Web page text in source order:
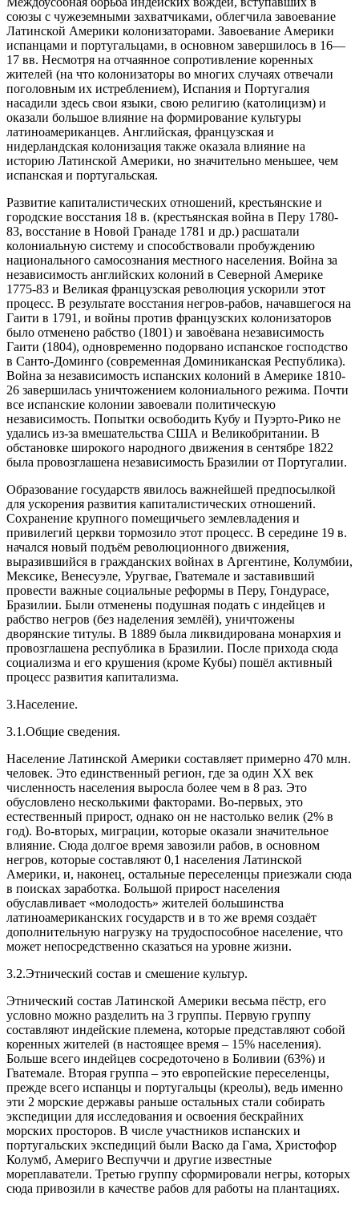
союзы с чужеземными захватчиками, облегчила завоевание
Латинской Америки колонизаторами. Завоевание Америки
испанцами и португальцами, в основном завершилось в 16—
17 вв. Несмотря на отчаянное сопротивление коренных
жителей (на что колонизаторы во многих случаях отвечали
поголовным их истреблением), Испания и Португалия
насадили здесь свои языки, свою религию (католицизм) и
оказали большое влияние на формирование культуры
латиноамериканцев. Английская, французская и
нидерландская колонизация также оказала влияние на
историю Латинской Америки, но значительно меньшее, чем
испанская и португальская.
Развитие капиталистических отношений, крестьянские и
городские восстания 18 в. (крестьянская война в Перу 1780-
83, восстание в Новой Гранаде 1781 и др.) расшатали
колониальную систему и способствовали пробуждению
национального самосознания местного населения. Война за
независимость английских колоний в Северной Америке
1775-83 и Великая французская революция ускорили этот
процесс. В результате восстания негров-рабов, начавшегося на
Гаити в 1791, и войны против французских колонизаторов
было отменено рабство (1801) и завоёвана независимость
Гаити (1804), одновременно подорвано испанское господство
в Санто-Доминго (современная Доминиканская Республика).
Война за независимость испанских колоний в Америке 1810-
26 завершилась уничтожением колониального режима. Почти
все испанские колонии завоевали политическую
независимость. Попытки освободить Кубу и Пуэрто-Рико не
удались из-за вмешательства США и Великобритании. В
обстановке широкого народного движения в сентябре 1822
была провозглашена независимость Бразилии от Португалии.
Образование государств явилось важнейшей предпосылкой
для ускорения развития капиталистических отношений.
Сохранение крупного помещичьего землевладения и
привилегий церкви тормозило этот процесс. В середине 19 в.
начался новый подъём революционного движения,
выразившийся в гражданских войнах в Аргентине, Колумбии,
Мексике, Венесуэле, Уругвае, Гватемале и заставивший
провести важные социальные реформы в Перу, Гондурасе,
Бразилии. Были отменены подушная подать с индейцев и
рабство негров (без наделения землёй), уничтожены
дворянские титулы. В 1889 была ликвидирована монархия и
провозглашена республика в Бразилии. После прихода сюда
социализма и его крушения (кроме Кубы) пошёл активный
процесс развития капитализма.
3.Население.
3.1.Общие сведения.
Население Латинской Америки составляет примерно 470 млн.
человек. Это единственный регион, где за один XX век
численность населения выросла более чем в 8 раз. Это
обусловлено несколькими факторами. Во-первых, это
естественный прирост, однако он не настолько велик (2% в
год). Во-вторых, миграции, которые оказали значительное
влияние. Сюда долгое время завозили рабов, в основном
негров, которые составляют 0,1 населения Латинской
Америки, и, наконец, остальные переселенцы приезжали сюда
в поисках заработка. Большой прирост населения
обуславливает «молодость» жителей большинства
латиноамериканских государств и в то же время создаёт
дополнительную нагрузку на трудоспособное население, что
может непосредственно сказаться на уровне жизни.
3.2.Этнический состав и смешение культур.
Этнический состав Латинской Америки весьма пёстр, его
условно можно разделить на 3 группы. Первую группу
составляют индейские племена, которые представляют собой
коренных жителей (в настоящее время – 15% населения).
Больше всего индейцев сосредоточено в Боливии (63%) и
Гватемале. Вторая группа – это европейские переселенцы,
прежде всего испанцы и португальцы (креолы), ведь именно
эти 2 морские державы раньше остальных стали собирать
экспедиции для исследования и освоения бескрайних
морских просторов. В числе участников испанских и
португальских экспедиций были Васко да Гама, Христофор
Колумб, Америго Веспуччи и другие известные
мореплаватели. Третью группу сформировали негры, которых
сюда привозили в качестве рабов для работы на плантациях.